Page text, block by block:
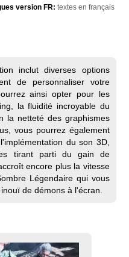
version FR: textes en français
inclut diverses options
de personnaliser votre
ainsi opter pour les
la fluidité incroyable du
la netteté des graphismes
vous pourrez également
du son 3D,
tirant parti du gain de
encore plus la vitesse
Légendaire qui vous
de démons à l'écran.